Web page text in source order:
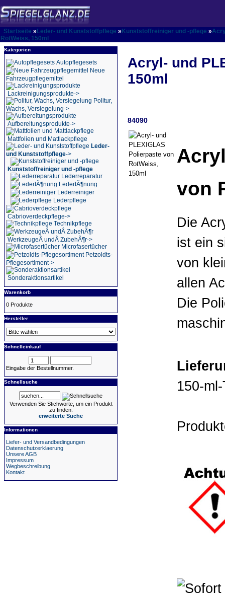
Startseite » Leder- und Kunststoffpflege » Kunststoffreiniger und -pflege »
RotWeiss, 150ml
Kategorien
Autopflegesets
Neue
Fahrzeugpflegemittel
Lackreinigungsprodukte->
Politur,
Wachs, Versiegelung->
Aufbereitungsprodukte->
Mattfolien und Mattlackpflege
Leder-
und Kunststoffpflege->
Kunststoffreiniger und -pflege
Lederreparatur
LedertÃ¶nung
Lederreiniger
Lederpflege
Cabrioverdeckpflege->
Technikpflege
WerkzeugeÂ undÂ ZubehÃ¶r->
Microfasertücher
Petzoldts-
Pflegesortiment->
Sonderaktionsartikel
Warenkorb
0 Produkte
Hersteller
Schnelleinkauf
Eingabe der Bestellnummer.
Schnellsuche
Verwenden Sie Stichworte, um ein Produkt
zu finden.
erweiterte Suche
Informationen
Liefer- und Versandbedingungen
Datenschutzerklaerung
Unsere AGB
Impressum
Wegbeschreibung
Kontakt
Acryl- und
150ml
84090
von
Die
ist ein
von
allen
Die
150-